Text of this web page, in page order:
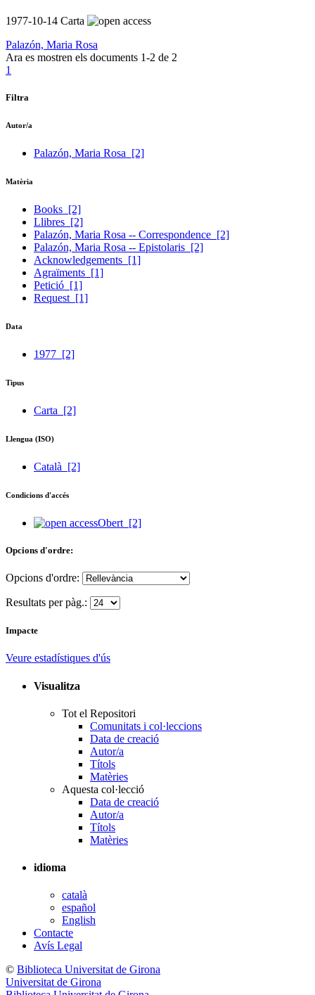
1977-10-14 Carta
Palazón, Maria Rosa
Ara es mostren els documents 1-2 de 2
1
Filtra
Autor/a
Palazón, Maria Rosa [2]
Matèria
Books [2]
Llibres [2]
Palazón, Maria Rosa -- Correspondence [2]
Palazón, Maria Rosa -- Epistolaris [2]
Acknowledgements [1]
Agraïments [1]
Petició [1]
Request [1]
Data
1977 [2]
Tipus
Carta [2]
Llengua (ISO)
Català [2]
Condicions d'accés
Obert [2]
Opcions d'ordre:
Opcions d'ordre:
Resultats per pàg.:
Impacte
Veure estadístiques d'ús
Visualitza
Tot el Repositori
Comunitats i col·leccions
Data de creació
Autor/a
Títols
Matèries
Aquesta col·lecció
Data de creació
Autor/a
Títols
Matèries
idioma
català
español
English
Contacte
Avís Legal
© Biblioteca Universitat de Girona
Universitat de Girona